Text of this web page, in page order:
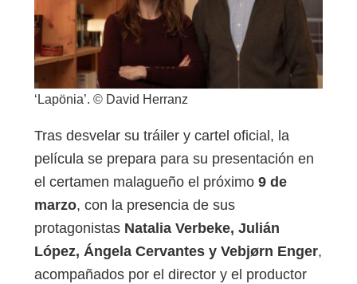
‘Lapönia’. © David Herranz
Tras desvelar su tráiler y cartel oficial, la
película se prepara para su presentación en
el certamen malagueño el próximo 9 de
marzo, con la presencia de sus
protagonistas Natalia Verbeke, Julián
López, Ángela Cervantes y Vebjørn Enger,
acompañados por el director y el productor